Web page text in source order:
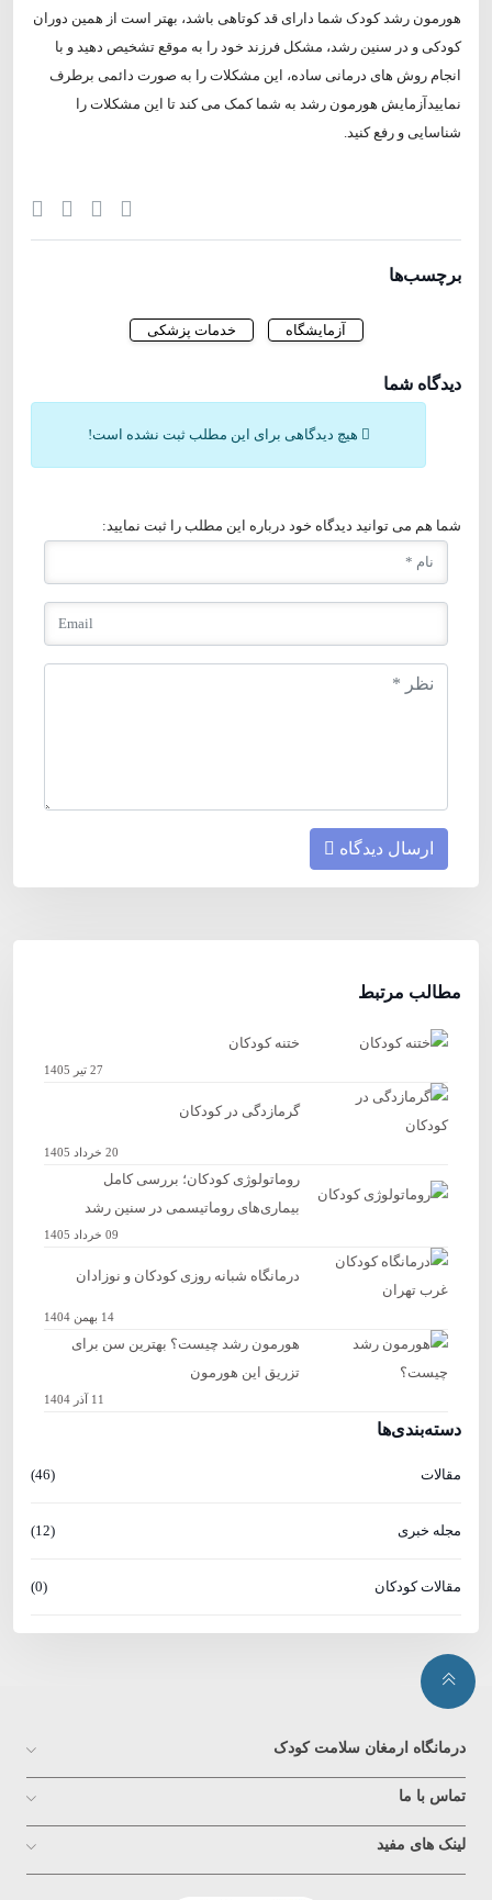
هورمون رشد کودک شما دارای قد کوتاهی باشد، بهتر است از همین دوران
کودکی و در سنین رشد، مشکل فرزند خود را به موقع تشخیص دهید و با
انجام روش های درمانی ساده، این مشکلات را به صورت دائمی برطرف
نماییدآزمایش هورمون رشد به شما کمک می کند تا این مشکلات را
شناسایی و رفع کنید.
برچسب‌ها
آزمایشگاه خدمات پزشکی
دیدگاه شما
هیچ دیدگاهی برای این مطلب ثبت نشده است!
شما هم می توانید دیدگاه خود درباره این مطلب را ثبت نمایید:
ارسال دیدگاه
مطالب مرتبط
ختنه کودکان
27 تیر 1405
گرمازدگی در کودکان
20 خرداد 1405
روماتولوژی کودکان؛ بررسی کامل
بیماری‌های روماتیسمی در سنین رشد
09 خرداد 1405
درمانگاه شبانه روزی کودکان و نوزادان
14 بهمن 1404
هورمون رشد چیست؟ بهترین سن برای
تزریق این هورمون
11 آذر 1404
دسته‌بندی‌ها
مقالات (46)
مجله خبری (12)
مقالات کودکان (0)
درمانگاه ارمغان سلامت کودک
تماس با ما
لینک های مفید